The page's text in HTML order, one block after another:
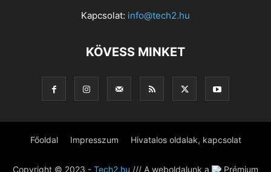
Kapcsolat: info@tech2.hu
KÖVESS MINKET
Főoldal Impresszum Hivatalos oldalak, kapcsolat
Copyright © 2023 - Tech2.hu /// A weboldalunk a Prémium